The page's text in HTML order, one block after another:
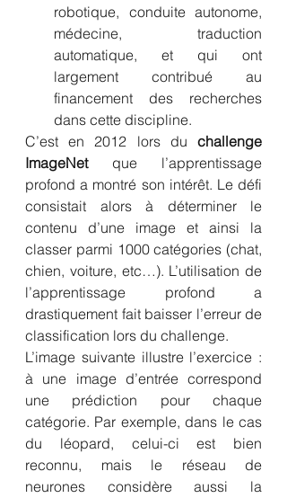
robotique, conduite autonome,
médecine, traduction
automatique, et qui ont
largement contribué au
financement des recherches
dans cette discipline.
C’est en 2012 lors du challenge
ImageNet que l’apprentissage
profond a montré son intérêt. Le défi
consistait alors à déterminer le
contenu d’une image et ainsi la
classer parmi 1000 catégories (chat,
chien, voiture, etc…). L’utilisation de
l’apprentissage profond a
drastiquement fait baisser l’erreur de
classification lors du challenge.
L’image suivante illustre l’exercice :
à une image d’entrée correspond
une prédiction pour chaque
catégorie. Par exemple, dans le cas
du léopard, celui-ci est bien
reconnu, mais le réseau de
neurones considère aussi la